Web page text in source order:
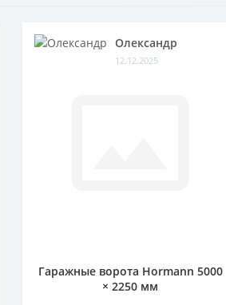
Олександр
12.12.2025
Гаражные ворота Hormann 5000
× 2250 мм